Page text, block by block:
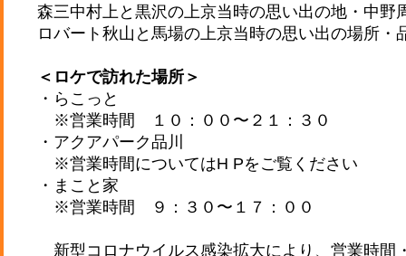
森三中村上と黒沢の上京当時の思い出の地・中野
ロバート秋山と馬場の上京当時の思い出の場所・
＜ロケで訪れた場所＞
・らこっと
※営業時間 １０：００〜２１：３０
・アクアパーク品川
※営業時間についてはH Pをご覧ください
・まこと家
※営業時間 ９：３０〜１７：００
新型コロナウイルス感染拡大により、営業時間